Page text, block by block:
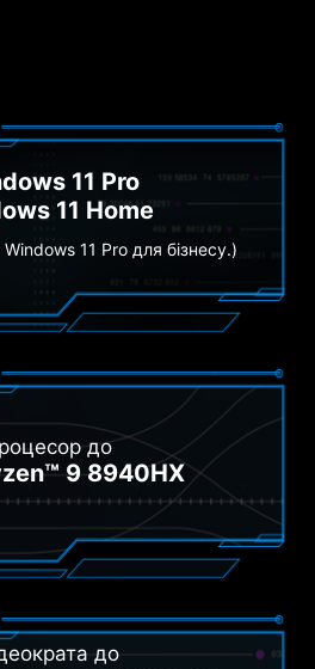
11 Pro
11 Home
11 Pro для бізнесу.)
до
9 8940HX
до